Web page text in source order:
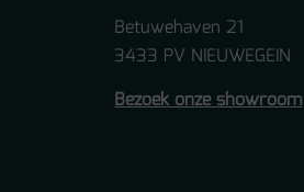
Betuwehaven 21
3433 PV NIEUWEGEIN
Bezoek onze showroom